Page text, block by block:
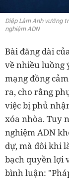
Diệp Lâm Anh vướng
nghiệm ADN
Bài đăng dài
về nhiều luồng
mạng đồng
ra, cho rằng
việc bị phủ
xóa nhòa. Tuy
nghiệm ADN
dự, mà đôi khi
bạch quyền lợi
bình luận: